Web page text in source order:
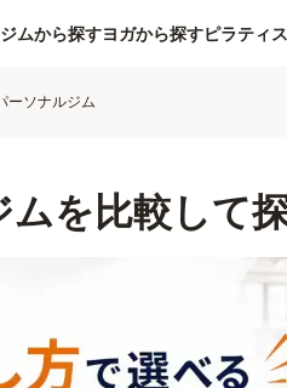
ムから探すヨガから探すピラティ
ーソナルジム
を比較して